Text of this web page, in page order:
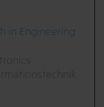
in Engineering